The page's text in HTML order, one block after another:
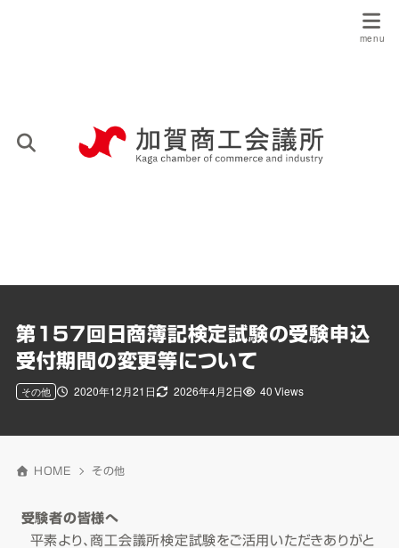
第157回日商簿記検定試験の受験申込
受付期間の変更等について
2020年12月21日 2026年4月2日
その他 40 Views
HOME その他
受験者の皆様へ
平素より、商工会議所検定試験をご活用いただきありがと